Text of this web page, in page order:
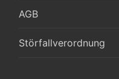
AGB
Störfallverordnung